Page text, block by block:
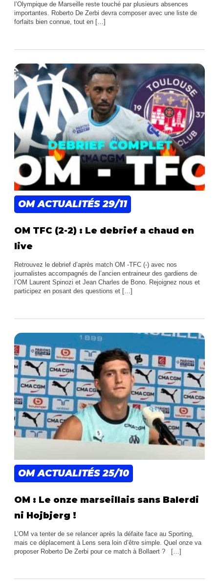
l’Olympique de Marseille reste touché par plusieurs absences
importantes. Roberto De Zerbi devra composer avec une liste de
forfaits bien connue, tout en […]
OM ACTUALITÉS29/11
OM TFC (2-2) : Le debrief a chaud en
live
Retrouvez le debrief d’après match OM -TFC (-) avec nos
journalistes accompagnés de l’ancien entraineur des gardiens de
l’OM Laurent Spinozi et Jean Charles de Bono. Rejoignez nous et
participez en posant des questions et […]
OM ACTUALITÉS25/10
OM : Le onze marseillais sans Balerdi
ni Hojbjerg !
L’OM va tenter de se relancer après la défaite face au Sporting,
mais ce déplacement à Lens sera loin d’être simple. Quel onze va
proposer Roberto De Zerbi pour ce match à Bollaert ? […]